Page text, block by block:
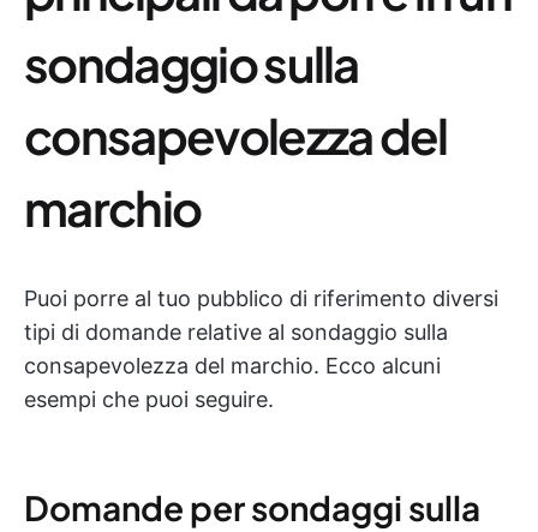
sondaggio sulla
consapevolezza del
marchio
Puoi porre al tuo pubblico di riferimento diversi
tipi di domande relative al sondaggio sulla
consapevolezza del marchio. Ecco alcuni
esempi che puoi seguire.
Domande per sondaggi sulla